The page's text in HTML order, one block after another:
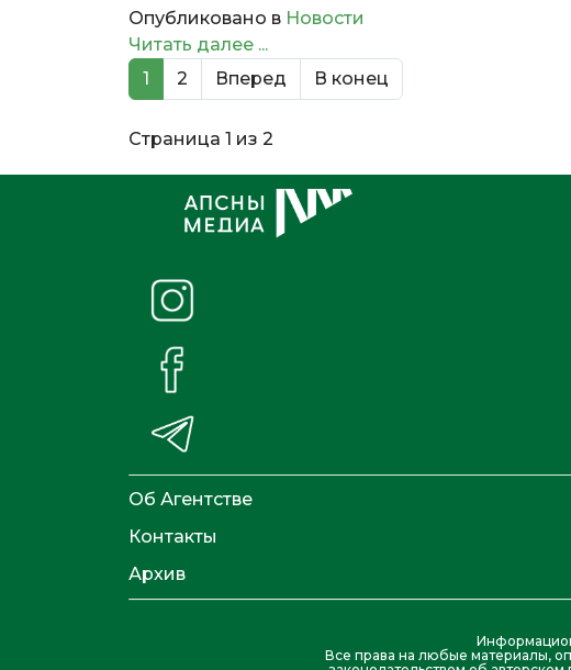
Опубликовано в Новости
Читать далее ...
1
2 Вперед В конец
Страница 1 из 2
Об Агентстве
Контакты
Архив
Все права на любые материалы,